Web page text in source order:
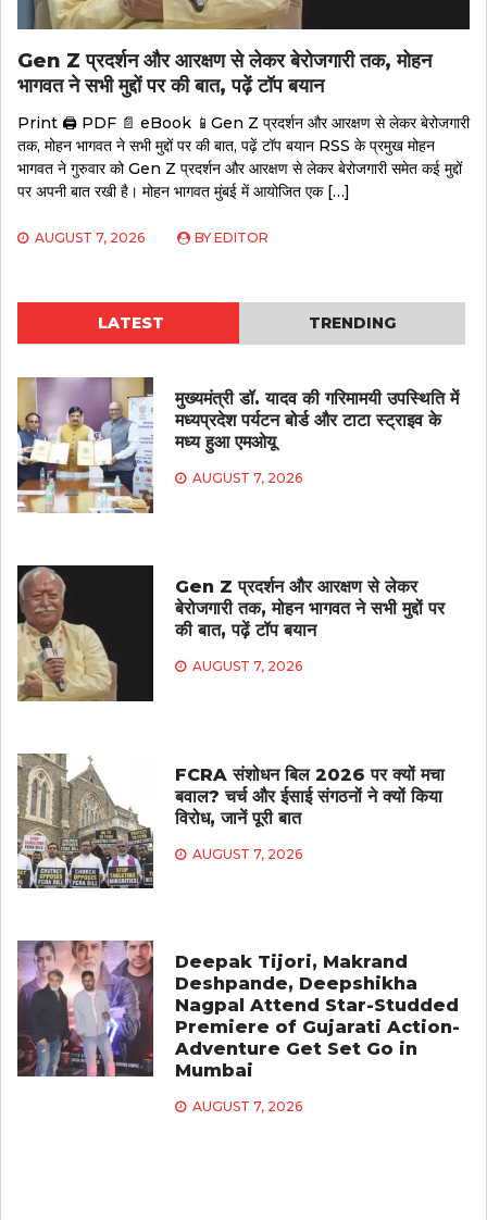
Gen Z प्रदर्शन और आरक्षण से लेकर बेरोजगारी तक, मोहन
भागवत ने सभी मुद्दों पर की बात, पढ़ें टॉप बयान
Print 🖨 PDF 📄 eBook 📱Gen Z प्रदर्शन और आरक्षण से लेकर बेरोजगारी
तक, मोहन भागवत ने सभी मुद्दों पर की बात, पढ़ें टॉप बयान RSS के प्रमुख मोहन
भागवत ने गुरुवार को Gen Z प्रदर्शन और आरक्षण से लेकर बेरोजगारी समेत कई मुद्दों
पर अपनी बात रखी है। मोहन भागवत मुंबई में आयोजित एक […]
AUGUST 7, 2026 BY EDITOR
LATEST TRENDING
मुख्यमंत्री डॉ. यादव की गरिमामयी उपस्थिति में
मध्यप्रदेश पर्यटन बोर्ड और टाटा स्ट्राइव के
मध्य हुआ एमओयू
AUGUST 7, 2026
Gen Z प्रदर्शन और आरक्षण से लेकर
बेरोजगारी तक, मोहन भागवत ने सभी मुद्दों पर
की बात, पढ़ें टॉप बयान
AUGUST 7, 2026
FCRA संशोधन बिल 2026 पर क्यों मचा
बवाल? चर्च और ईसाई संगठनों ने क्यों किया
विरोध, जानें पूरी बात
AUGUST 7, 2026
Deepak Tijori, Makrand
Deshpande, Deepshikha
Nagpal Attend Star-Studded
Premiere of Gujarati Action-
Adventure Get Set Go in
Mumbai
AUGUST 7, 2026